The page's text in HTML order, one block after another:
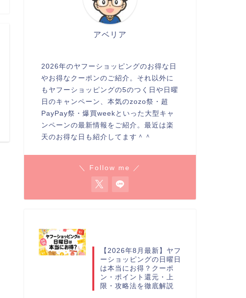
アベリア
2026年のヤフーショッピングのお得な日
やお得なクーポンのご紹介。それ以外に
もヤフーショッピングの5のつく日や日曜
日のキャンペーン、本気のzozo祭・超
PayPay祭・爆買weekといった大型キャ
ンペーンの最新情報をご紹介。最近は楽
天のお得な日も紹介してます＾＾
＼ Follow me ／
【2026年8月最新】ヤフ
ーショッピングの日曜日
は本当にお得？クーポ
ン・ポイント還元・上
限・攻略法を徹底解説